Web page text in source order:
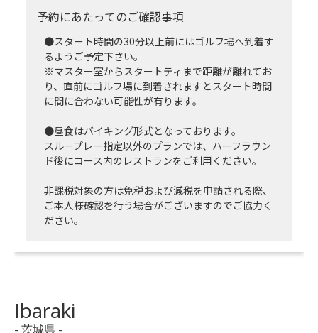
予約にあたってのご確認事項
●スタート時間の30分以上前にはゴルフ場へ到着す
るようご予定下さい。
※マスター室からスタートティまで距離が離れてお
り、直前にゴルフ場に到着されますとスタート時間
に間に合わない可能性が有ります。
●昼食はバイキング形式となっております。
スループレー指定以外のプランでは、ハーフラウン
ド後にコース内のレストランをご利用ください。
非課税対象の方は免税および減税を申請される際、
ご本人様確認を行う場合がございますのでご協力く
ださい。
Ibaraki
- 茨城県 -